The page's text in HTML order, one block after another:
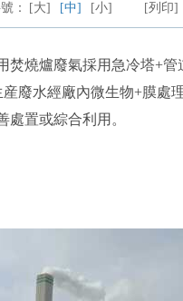
[列印]
： [大] [中] [小]
燒爐廢氣採用急冷塔+管
廢水經廠內微生物+膜處
置或綜合利用。